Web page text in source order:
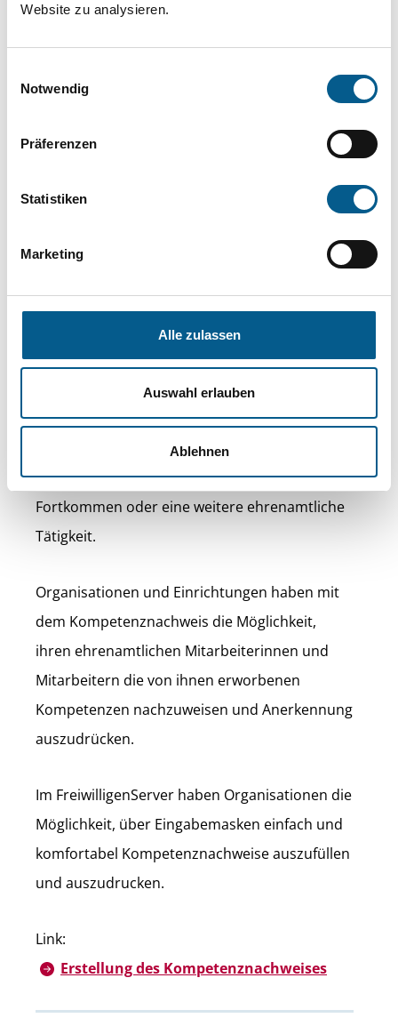
Website zu analysieren.
Notwendig
Präferenzen
Statistiken
Marketing
Alle zulassen
Auswahl erlauben
Ablehnen
Niedersachsen ist ein Land des freiwilligen,
dabei vielfältige persönliche Erfahrungen,
Wichtige Qualifikationen, die Ehrenamtliche
und freiwillig Engagierte durch ihre Tätigkeit
erworben haben, werden mit dem
landesweiten Kompetenznachweis
nachweisbar - sei es für das berufliche
Fortkommen oder eine weitere ehrenamtliche
Tätigkeit.
Organisationen und Einrichtungen haben mit
dem Kompetenznachweis die Möglichkeit,
ihren ehrenamtlichen Mitarbeiterinnen und
Mitarbeitern die von ihnen erworbenen
Kompetenzen nachzuweisen und Anerkennung
auszudrücken.
Im FreiwilligenServer haben Organisationen die
Möglichkeit, über Eingabemasken einfach und
komfortabel Kompetenznachweise auszufüllen
und auszudrucken.
Link:
Erstellung des Kompetenznachweises